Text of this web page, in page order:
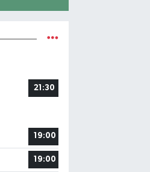
21:30
19:00
19:00